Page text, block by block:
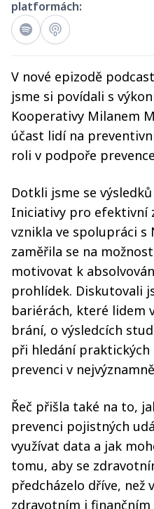
platformách:
V nové epizodě
jsme si povídali s
Kooperativy Milanem
účast lidí na
roli v podpoře
Dotkli jsme se
Iniciativy pro efektivní
vznikla ve spolupráci s
zaměřila se na
motivovat k
prohlídek. Diskutovali
bariérách, které lidem
brání, o výsledcích
při hledání
prevenci v
Řeč přišla také na to,
prevenci pojistných
využívat data a jak
tomu, aby se
předcházelo dříve, než
zdravotním i finančním